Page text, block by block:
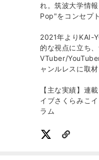
れ。筑波大学情
Pop"をコンセプ
2021年よりKAI-
的な視点に立ち
VTuber/
ャンルレスに取
【主な実績】連
イブさくらみこ
ラム